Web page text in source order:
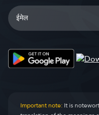
Important note:It is